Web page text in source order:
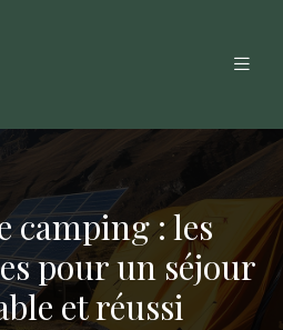
camping : les
pour un séjour
et réussi